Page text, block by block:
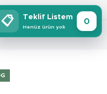
📋 Teklif Listem
Henüz ürün yok
0